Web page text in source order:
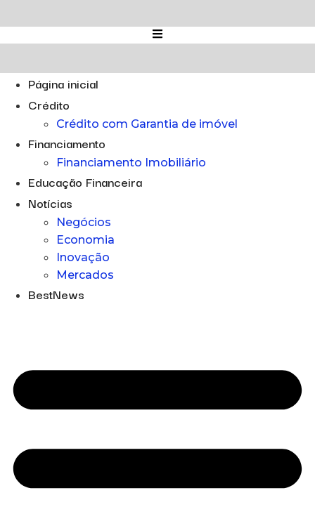
para
o
Página inicial
Crédito
Crédito com Garantia de imóvel
Financiamento
Financiamento Imobiliário
Educação Financeira
Notícias
Negócios
Economia
Inovação
Mercados
BestNews